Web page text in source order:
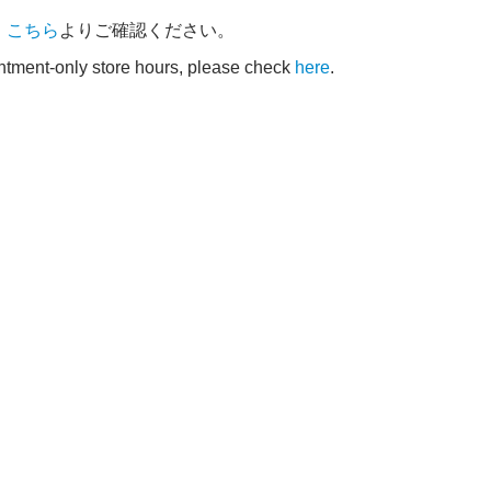
こちら よりご確認ください。
only store hours, please check here.